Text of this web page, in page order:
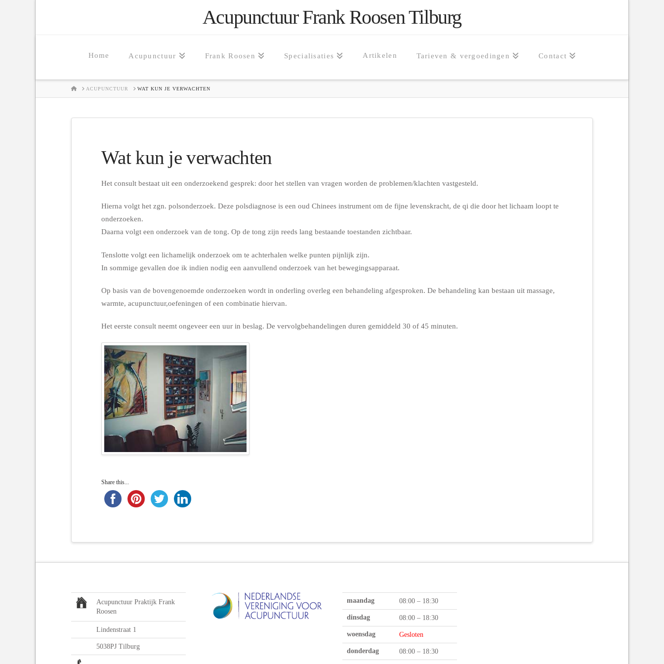
Acupunctuur Frank Roosen Tilburg
Home Acupunctuur Frank Roosen Specialisaties Artikelen Tarieven & vergoedingen Contact
HOMEACUPUNCTUUR WAT KUN JE VERWACHTEN
Wat kun je verwachten
Het consult bestaat uit een onderzoekend gesprek: door het stellen van vragen worden de problemen/klachten vastgesteld.
Hierna volgt het zgn. polsonderzoek. Deze polsdiagnose is een oud Chinees instrument om de fijne levenskracht, de qi die door het lichaam loopt te
onderzoeken.
Daarna volgt een onderzoek van de tong. Op de tong zijn reeds lang bestaande toestanden zichtbaar.
Tenslotte volgt een lichamelijk onderzoek om te achterhalen welke punten pijnlijk zijn.
In sommige gevallen doe ik indien nodig een aanvullend onderzoek van het bewegingsapparaat.
Op basis van de bovengenoemde onderzoeken wordt in onderling overleg een behandeling afgesproken. De behandeling kan bestaan uit massage,
warmte, acupunctuur,oefeningen of een combinatie hiervan.
Het eerste consult neemt ongeveer een uur in beslag. De vervolgbehandelingen duren gemiddeld 30 of 45 minuten.
Share this...
Acupunctuur Praktijk Frank
Roosen
Lindenstraat 1
5038PJ Tilburg
maandag 08:00 – 18:30
dinsdag 08:00 – 18:30
woensdag Gesloten
donderdag 08:00 – 18:30